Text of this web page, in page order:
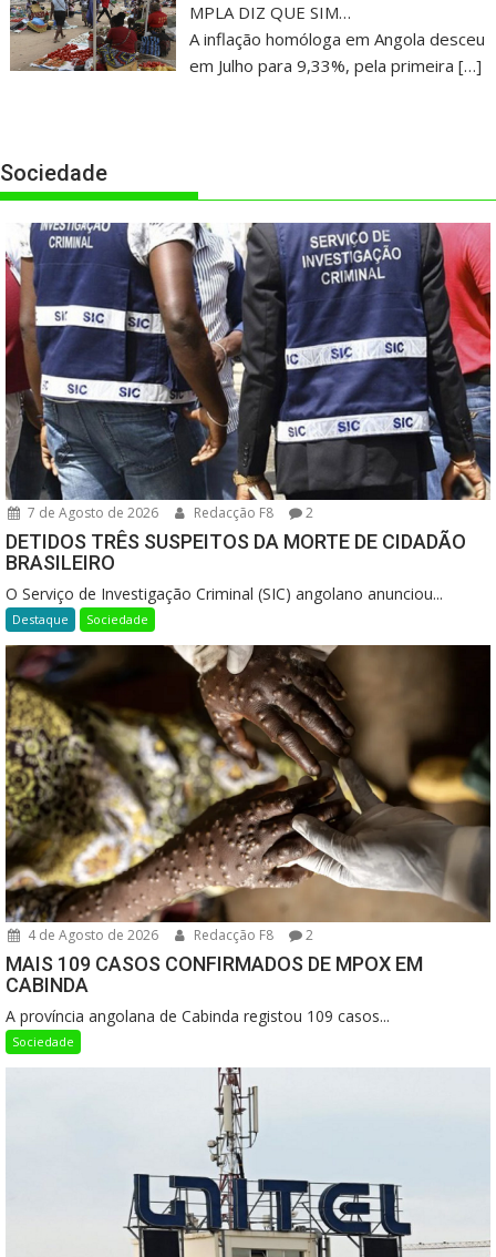
MPLA DIZ QUE SIM…
A inflação homóloga em Angola desceu
em Julho para 9,33%, pela primeira […]
Sociedade
7 de Agosto de 2026 Redacção F8 2
DETIDOS TRÊS SUSPEITOS DA MORTE DE CIDADÃO
BRASILEIRO
O Serviço de Investigação Criminal (SIC) angolano anunciou...
Destaque Sociedade
4 de Agosto de 2026 Redacção F8 2
MAIS 109 CASOS CONFIRMADOS DE MPOX EM
CABINDA
A província angolana de Cabinda registou 109 casos...
Sociedade